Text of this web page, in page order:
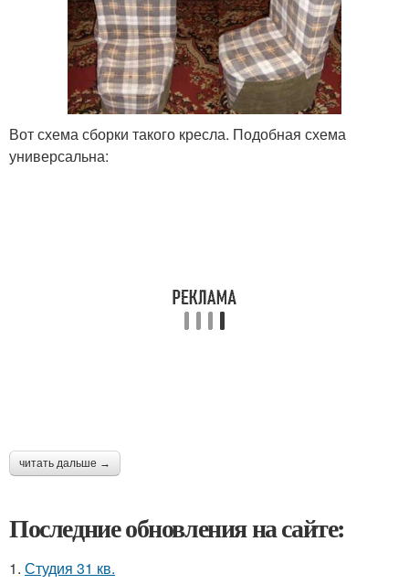
Вот схема сборки такого кресла. Подобная схема
универсальна:
читать дальше →
Последние обновления на сайте:
1. Студия 31 кв.